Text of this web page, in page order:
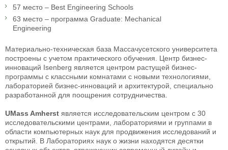
57 место – Best Engineering Schools
63 место – программа Graduate: Mechanical
Engineering
Материально-техническая база Массачусетского университета
построены с учетом практического обучения. Центр бизнес-
инноваций Isenberg является центром растущей бизнес-
программы с классными комнатами с новыми технологиями,
лабораторией бизнес-инноваций и архитектурой, специально
разработанной для поощрения сотрудничества.
UMass Amherst является исследовательским центром с 30
исследовательскими центрами, лабораториями и группами в
области компьютерных наук для продвижения исследований и
открытий. В Лабораториях наук о жизни находятся десятки